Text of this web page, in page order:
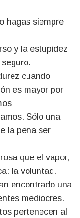
hagas siempre
y la estupidez
cuando
es mayor por
Sólo una
la pena ser
que el vapor,
la voluntad.
encontrado una
mediocres.
pertenecen al